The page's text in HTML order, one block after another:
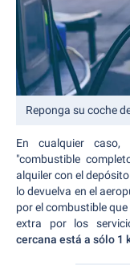
Reponga su coche
En cualquier caso,
"combustible
alquiler con el
lo devuelva en el
por el combustible
extra por los
cercana está a sólo 1